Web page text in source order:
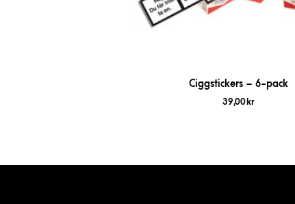
Ciggstickers – 6-pack
39,00 kr